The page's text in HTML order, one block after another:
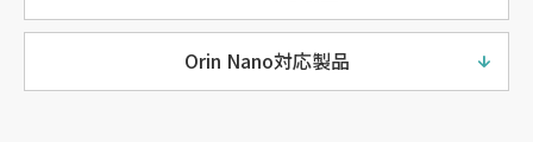
Orin Nano対応製品